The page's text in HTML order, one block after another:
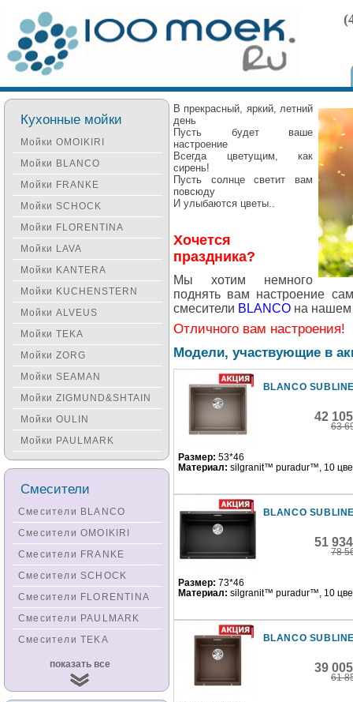
В прекрасный, яркий, летний
день
Пусть будет ваше
настроение
Всегда цветущим, как
сирень!
Пусть солнце светит вам
повсюду
И улыбаются цветы..
Хочется
праздника?
Мы хотим немного
поднять вам настроение
смесители BLANCO на нашем
Отличного вам настроения!
Модели, участвующие в
BLANCO
42
63
Размер: 53*46
Материал: silgranit™ puradur™, 10
BLANCO
51
78
Размер: 73*46
Материал: silgranit™ puradur™, 10
BLANCO
39
61
Кухонные мойки
Мойки OMOIKIRI
Мойки BLANCO
Мойки FRANKE
Мойки SCHOCK
Мойки FLORENTINA
Мойки LAVA
Мойки KANTERA
Мойки KUCHENSTERN
Мойки ALVEUS
Мойки TEKA
Мойки ZORG
Мойки SEAMAN
Мойки ZIGMUND&SHTAIN
Мойки OULIN
Мойки PAULMARK
Смесители
Смесители BLANCO
Смесители OMOIKIRI
Смесители FRANKE
Смесители SCHOCK
Смесители FLORENTINA
Смесители PAULMARK
Смесители TEKA
Смесители
KUCHENSTERN
Смесители ZORG
показать все